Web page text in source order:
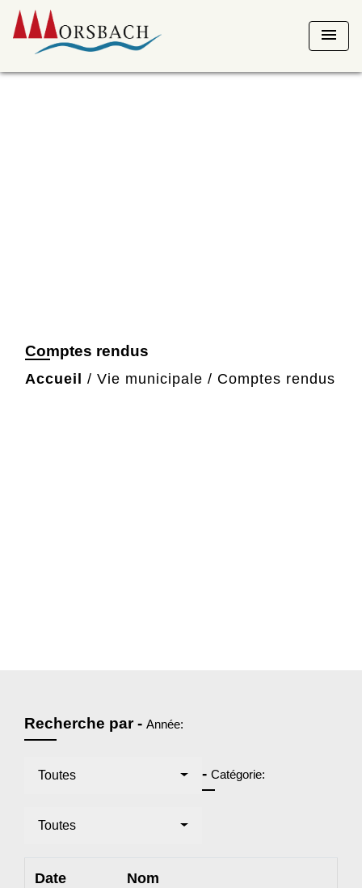
menu
Comptes rendus
Accueil / Vie municipale / Comptes rendus
Recherche par - Année:
Toutes - Catégorie:
Toutes
Date Nom